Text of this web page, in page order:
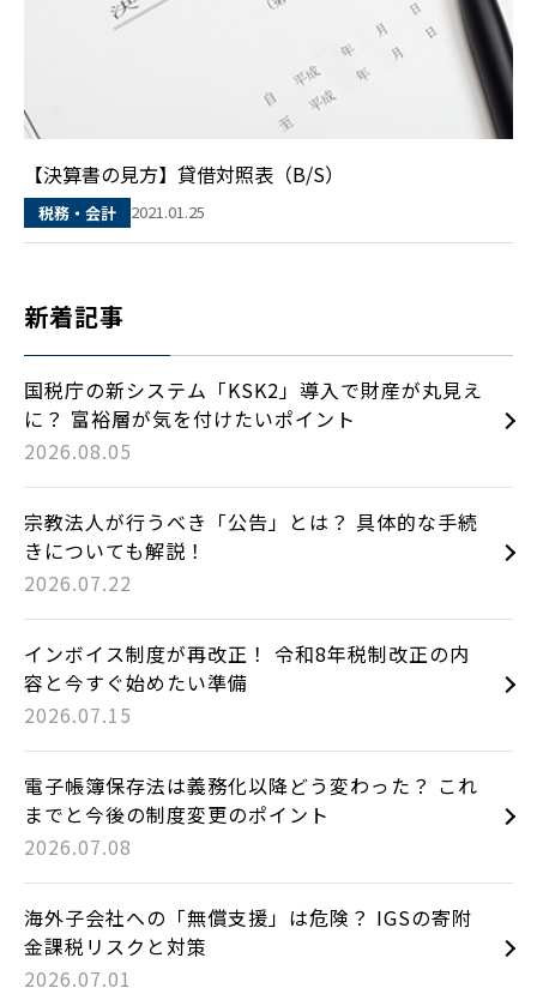
【決算書の見方】貸借対照表（B/S）
税務・会計 2021.01.25
新着記事
国税庁の新システム「KSK2」導入で財産が丸見え
に？ 富裕層が気を付けたいポイント
2026.08.05
宗教法人が行うべき「公告」とは？ 具体的な手続
きについても解説！
2026.07.22
インボイス制度が再改正！ 令和8年税制改正の内
容と今すぐ始めたい準備
2026.07.15
電子帳簿保存法は義務化以降どう変わった？ これ
までと今後の制度変更のポイント
2026.07.08
海外子会社への「無償支援」は危険？ IGSの寄附
金課税リスクと対策
2026.07.01